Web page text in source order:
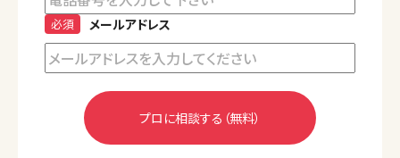
メールアドレス
必須